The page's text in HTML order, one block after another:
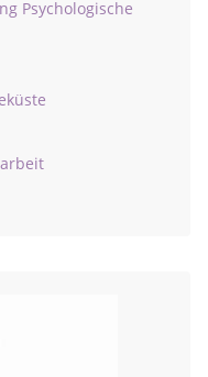
Psychologische